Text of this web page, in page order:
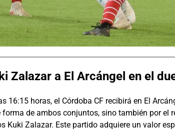
Zalazar a El Arcángel en el
16:15 horas, el Córdoba CF recibirá en El
de ambos conjuntos, sino también por el
Kuki Zalazar. Este partido adquiere un valor